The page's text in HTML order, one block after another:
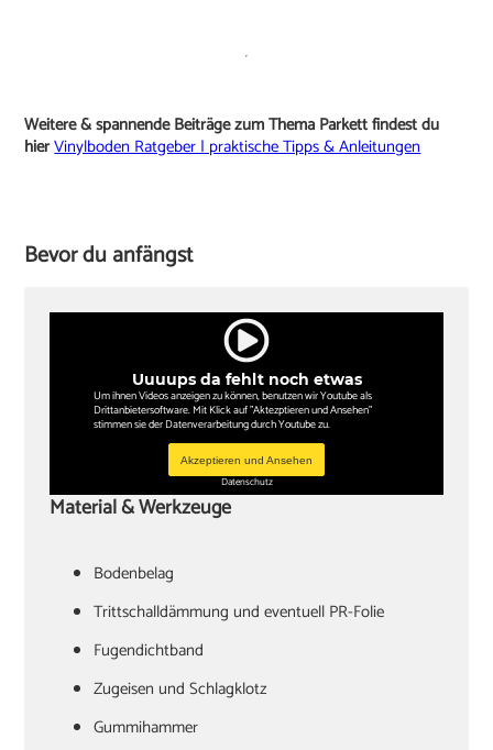
Weitere & spannende Beiträge zum Thema Parkett findest du
hierVinylboden Ratgeber | praktische Tipps & Anleitungen
Bevor du anfängst
Uuuups da fehlt noch etwas
Um ihnen Videos anzeigen zu können, benutzen wir Youtube als
Drittanbietersoftware. Mit Klick auf "Aktezptieren und Ansehen"
stimmen sie der Datenverarbeitung durch Youtube zu.
Akzeptieren und Ansehen
Datenschutz
Material & Werkzeuge
Bodenbelag
Trittschalldämmung und eventuell PR-Folie
Fugendichtband
Zugeisen und Schlagklotz
Gummihammer